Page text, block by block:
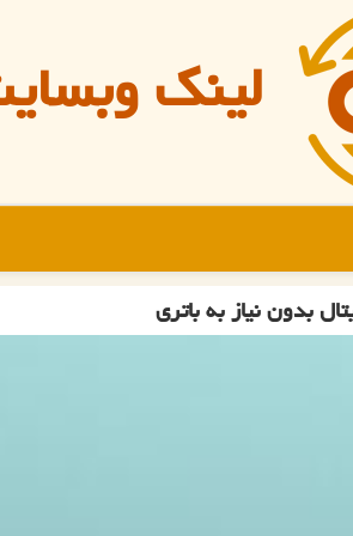
لینک
بدون نیاز به باتری